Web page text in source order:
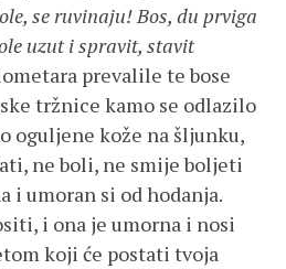
se ruvinaju! Bos, du prviga
uzut i spravit, stavit
prevalile te bose
tržnice kamo se odlazilo
oguljene kože na šljunku,
ne boli, ne smije boljeti
i umoran si od hodanja.
i ona je umorna i nosi
koji će postati tvoja